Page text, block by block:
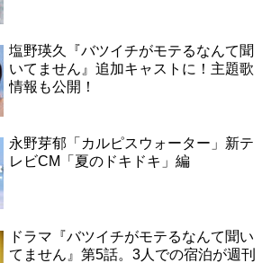
塩野瑛久『バツイチがモテるなんて聞
いてません』追加キャストに！主題歌
情報も公開！
永野芽郁「カルピスウォーター」新テ
レビCM「夏のドキドキ」編
ドラマ『バツイチがモテるなんて聞い
てません』第5話。3人での宿泊が週刊